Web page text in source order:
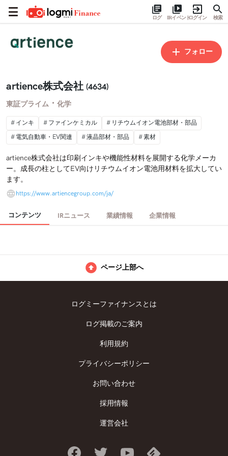
ログ IRイベントログイン 検索
フォロー
artience株式会社 (4634)
東証プライム ・ 化学
インキ ファインケミカル
リチウムイオン電池部材・部品
電気自動車・EV関連
液晶部材・部品 素材
artience株式会社は印刷インキや機能性材料を展開する化学メーカ
ー。成長の柱としてEV向けリチウムイオン電池用材料を拡大してい
ます。
https://www.artiencegroup.com/ja/
コンテンツ IRニュース 業績情報 企業情報
ページ上部へ
ログミーファイナンスとは
ログ掲載のご案内
利用規約
プライバシーポリシー
お問い合わせ
採用情報
運営会社